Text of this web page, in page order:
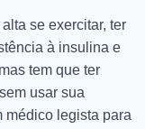
se exercitar, ter
à insulina e
tem que ter
usar sua
médico legista para